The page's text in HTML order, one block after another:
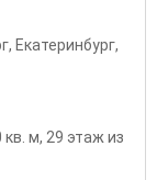
, Екатеринбург,
м, 29 этаж из